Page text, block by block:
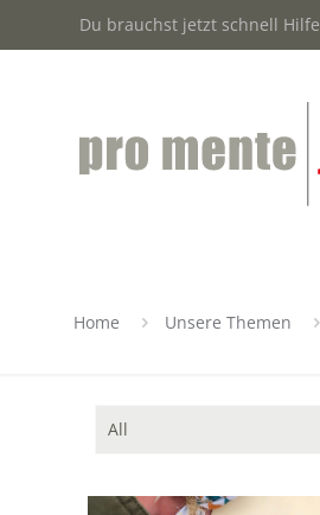
Du brauchst jetzt schnell
Home Unsere Themen
All